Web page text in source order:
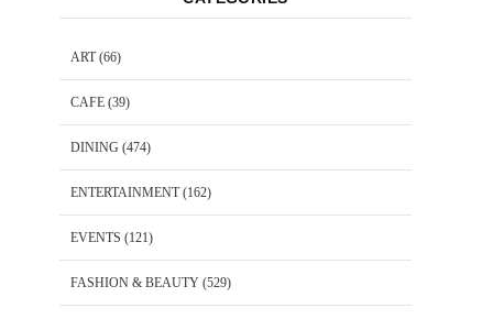
ART(66)
CAFE (39)
DINING (474)
ENTERTAINMENT(162)
EVENTS (121)
FASHION & BEAUTY (529)